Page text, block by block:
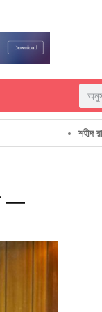
শহীদ রাষ্ট্রপতি
—